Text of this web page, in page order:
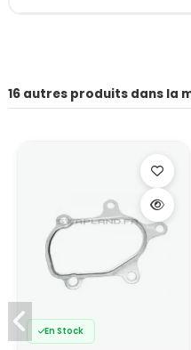
16 autres produits dans la
En Stock